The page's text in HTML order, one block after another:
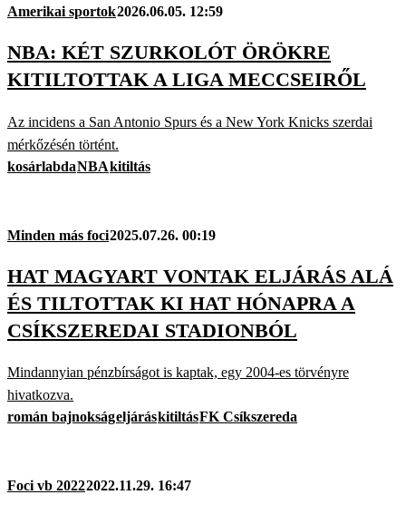
Amerikai sportok2026.06.05. 12:59
NBA: KÉT SZURKOLÓT ÖRÖKRE
KITILTOTTAK A LIGA MECCSEIRŐL
Az incidens a San Antonio Spurs és a New York Knicks szerdai
mérkőzésén történt.
kosárlabdaNBAkitiltás
Minden más foci2025.07.26. 00:19
HAT MAGYART VONTAK ELJÁRÁS ALÁ
ÉS TILTOTTAK KI HAT HÓNAPRA A
CSÍKSZEREDAI STADIONBÓL
Mindannyian pénzbírságot is kaptak, egy 2004-es törvényre
hivatkozva.
román bajnokságeljáráskitiltásFK Csíkszereda
Foci vb 20222022.11.29. 16:47